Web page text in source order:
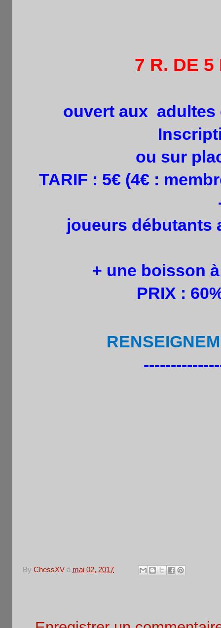
7 R. DE 5
ouvert aux adultes
ou sur
TARIF : 5€ (4€ :
joueurs débutants
+ une boisson
PRIX :
By ChessXV à mai 02, 2017